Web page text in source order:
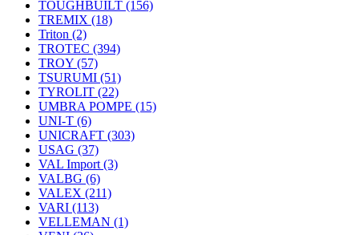
TOUGHBUILT (156)
TREMIX (18)
Triton (2)
TROTEC (394)
TROY (57)
TSURUMI (51)
TYROLIT (22)
UMBRA POMPE (15)
UNI-T (6)
UNICRAFT (303)
USAG (37)
VAL Import (3)
VALBG (6)
VALEX (211)
VARI (113)
VELLEMAN (1)